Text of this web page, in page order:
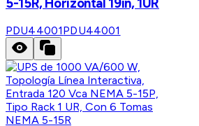
PDU44001PDU44001